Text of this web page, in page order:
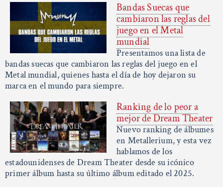
Bandas Suecas que
cambiaron las reglas del
juego en el Metal
mundial
Presentamos una lista de
bandas suecas que cambiaron las reglas del juego en el
Metal mundial, quienes hasta el día de hoy dejaron su
marca en el mundo para siempre.
Ranking de lo peor a
mejor de Dream Theater
Nuevo ranking de álbumes
en Metallerium, y esta vez
hablamos de los
estadounidenses de Dream Theater desde su icónico
primer álbum hasta su último álbum editado el 2025.